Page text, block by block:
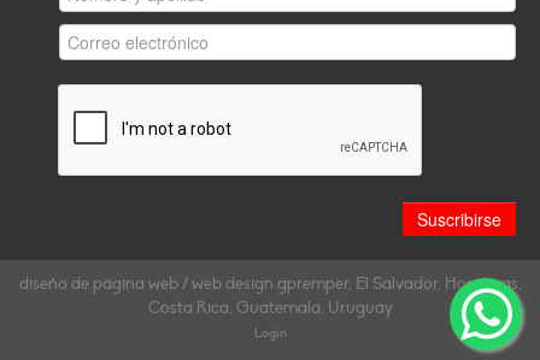
diseño de página web / web design gpremper, El Salvador, Honduras,
Costa Rica, Guatemala, Uruguay
Login